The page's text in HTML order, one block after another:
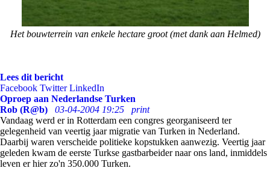
Het bouwterrein van enkele hectare groot (met dank aan Helmed)
Lees dit bericht
Facebook Twitter LinkedIn
Oproep aan Nederlandse Turken
Rob (R@b)
03-04-2004 19:25
print
Vandaag werd er in Rotterdam een congres georganiseerd ter
gelegenheid van veertig jaar migratie van Turken in Nederland.
Daarbij waren verscheide politieke kopstukken aanwezig. Veertig jaar
geleden kwam de eerste Turkse gastbarbeider naar ons land, inmiddels
leven er hier zo'n 350.000 Turken.